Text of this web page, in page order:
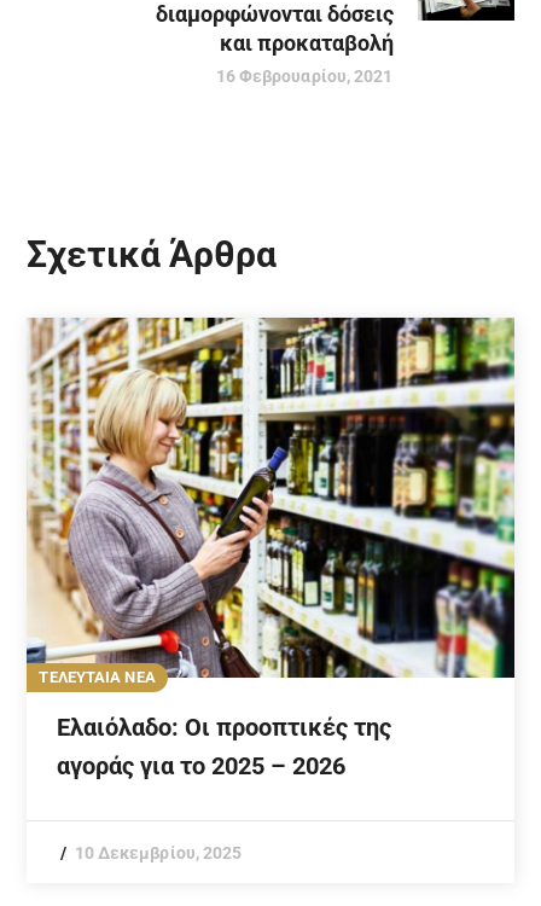
διαμορφώνονται δόσεις
και προκαταβολή
16 Φεβρουαρίου, 2021
Σχετικά Άρθρα
ΤΕΛΕΥΤΑΙΑ ΝΕΑ
Ελαιόλαδο: Οι προοπτικές της
αγοράς για το 2025 – 2026
10 Δεκεμβρίου, 2025